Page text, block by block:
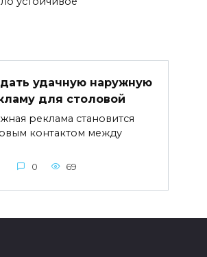
удачную наружную
для столовой
реклама становится
контактом между
0 69